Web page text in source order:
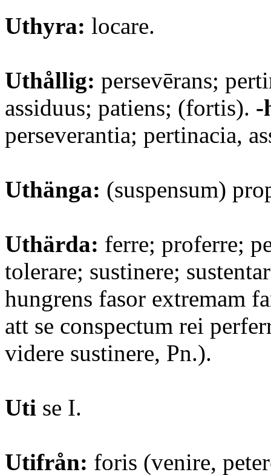
Uthyra: locare.
Uthållig: persevērans;
assiduus; patiens; (fortis). -
perseverantia; pertinacia,
Uthänga: (suspensum)
Uthärda: ferre; proferre;
tolerare; sustinere;
hungrens fasor extremam
att se conspectum rei
videre sustinere, Pn.).
Uti se I.
Utifrån: foris (venire,